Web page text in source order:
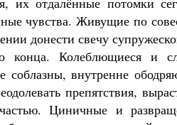
чувства. Живущие по
донести свечу
конца. Колеблющиеся и
соблазны, внутренне
препятствия,
Циничные и